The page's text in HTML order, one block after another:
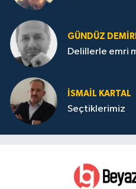
GÜNDÜZ
Delillerle emri
İSMAIL KARTAL
Seçtiklerimiz